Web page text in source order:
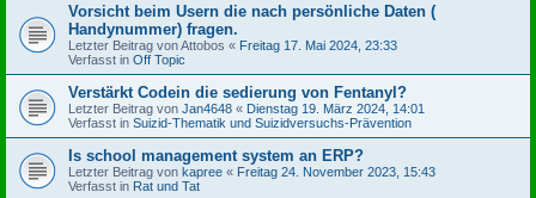
Vorsicht beim Usern die nach persönliche Daten (
Handynummer) fragen.
Letzter Beitrag vonAttobos « Freitag 17. Mai 2024, 23:33
Verfasst in Off Topic
Verstärkt Codein die sedierung von Fentanyl?
Letzter Beitrag von Jan4648 « Dienstag 19. März 2024, 14:01
Verfasst in Suizid-Thematik und Suizidversuchs-Prävention
Is school management system an ERP?
Letzter Beitrag von kapree « Freitag 24. November 2023, 15:43
Verfasst in Rat und Tat